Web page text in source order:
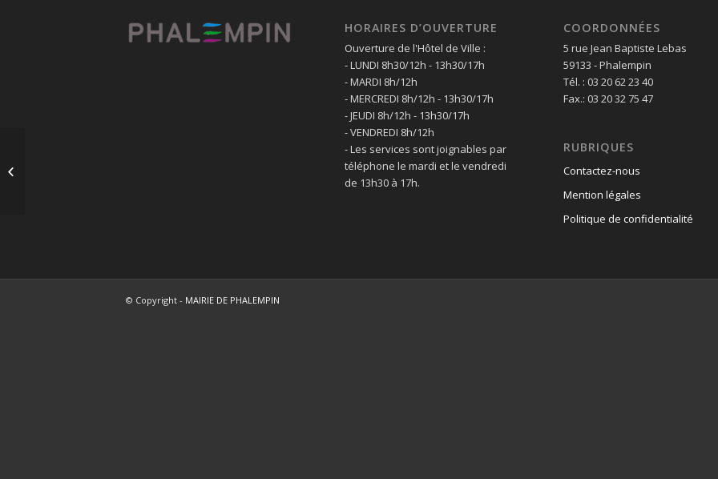
HORAIRES D’OUVERTURE
Ouverture de l'Hôtel de Ville :
- LUNDI 8h30/12h - 13h30/17h
- MARDI 8h/12h
- MERCREDI 8h/12h - 13h30/17h
- JEUDI 8h/12h - 13h30/17h
- VENDREDI 8h/12h
- Les services sont joignables par
téléphone le mardi et le vendredi
de 13h30 à 17h.
COORDONNÉES
5 rue Jean Baptiste Lebas
59133 - Phalempin
Tél. : 03 20 62 23 40
Fax.: 03 20 32 75 47
RUBRIQUES
Contactez-nous
Mention légales
Politique de confidentialité
© Copyright - MAIRIE DE PHALEMPIN